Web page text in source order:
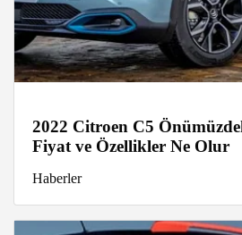
2022 Citroen C5
Fiyat ve Özellikler Ne Olur
Haberler